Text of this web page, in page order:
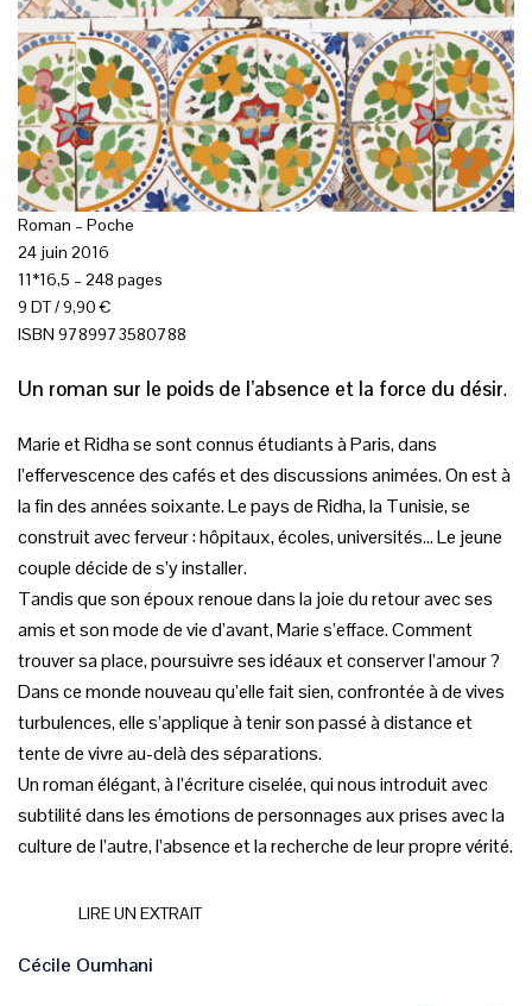
Roman – Poche
24 juin 2016
11*16,5 – 248 pages
9 DT / 9,90 €
ISBN 9789973580788
Un roman sur le poids de l’absence et la force du désir.
Marie et Ridha se sont connus étudiants à Paris, dans
l’effervescence des cafés et des discussions animées. On est à
la fin des années soixante. Le pays de Ridha, la Tunisie, se
construit avec ferveur : hôpitaux, écoles, universités… Le jeune
couple décide de s’y installer.
Tandis que son époux renoue dans la joie du retour avec ses
amis et son mode de vie d’avant, Marie s’efface. Comment
trouver sa place, poursuivre ses idéaux et conserver l’amour ?
Dans ce monde nouveau qu’elle fait sien, confrontée à de vives
turbulences, elle s’applique à tenir son passé à distance et
tente de vivre au-delà des séparations.
Un roman élégant, à l’écriture ciselée, qui nous introduit avec
subtilité dans les émotions de personnages aux prises avec la
culture de l’autre, l’absence et la recherche de leur propre vérité.
LIRE UN EXTRAIT
Cécile Oumhani